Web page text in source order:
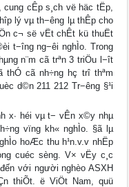
cÊp s¸ch vë häc tËp,
lý vµ th−êng lµ thÊp cho
c¬ së vËt chÊt kü thuËt
t−îng ng−êi nghÌo. Trong
n¨m cã trªn 3 triÖu l−ît
thÓ cã nh÷ng hç trî thªm
d©n 211 212 Tr−êng §¹i
x∙ héi vµ t− vÊn x©y nhµ
vïng kh« nghÌo. §ã lµ
hoÆc thu h¹n.v.v nhËp
cuéc sèng. V× vËy c¸c
với người nghèo ASXH
thiÕt. ë ViÖt Nam, quü